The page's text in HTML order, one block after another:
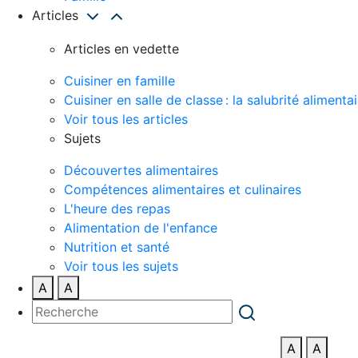
Articles
Articles en vedette
Cuisiner en famille
Cuisiner en salle de classe : la salubrité
Voir tous les articles
Sujets
Découvertes alimentaires
Compétences alimentaires et culinaires
L'heure des repas
Alimentation de l'enfance
Nutrition et santé
Voir tous les sujets
A
A
A A